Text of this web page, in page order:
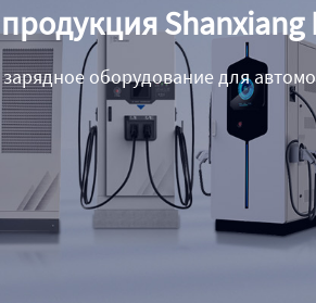
Shanxiang
оборудование для